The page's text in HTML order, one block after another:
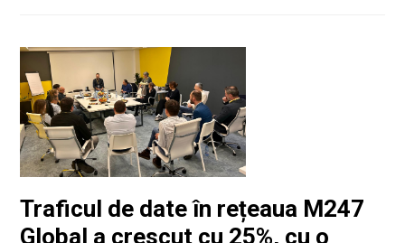
Traficul de date în rețeaua M247
Global a crescut cu 25%, cu o